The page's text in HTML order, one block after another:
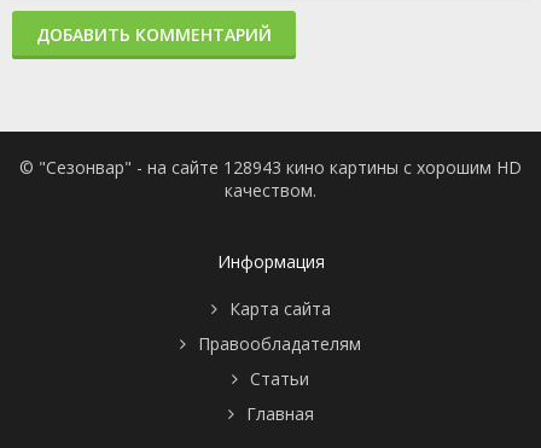
ДОБАВИТЬ КОММЕНТАРИЙ
© "Сезонвар" - на сайте 128943 кино картины с хорошим HD
качеством.
Информация
Карта сайта
Правообладателям
Статьи
Главная